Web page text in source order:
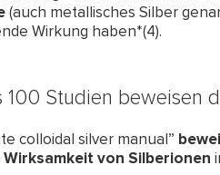
(auch metallisches Silber
Wirkung haben*(4).
100 Studien beweisen
colloidal silver manual”
von Silberionen